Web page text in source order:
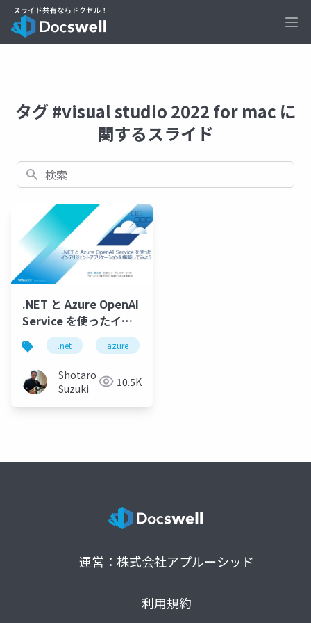
タグ #visual studio 2022 for mac に
関するスライド
検索
.NET と Azure OpenAI
Service を使ったイン
テリジェントアプリケ
ーションを構築してみ
よう
.net azure
Shotaro
Suzuki
10.5K
運営：株式会社アプルーシッド
利用規約